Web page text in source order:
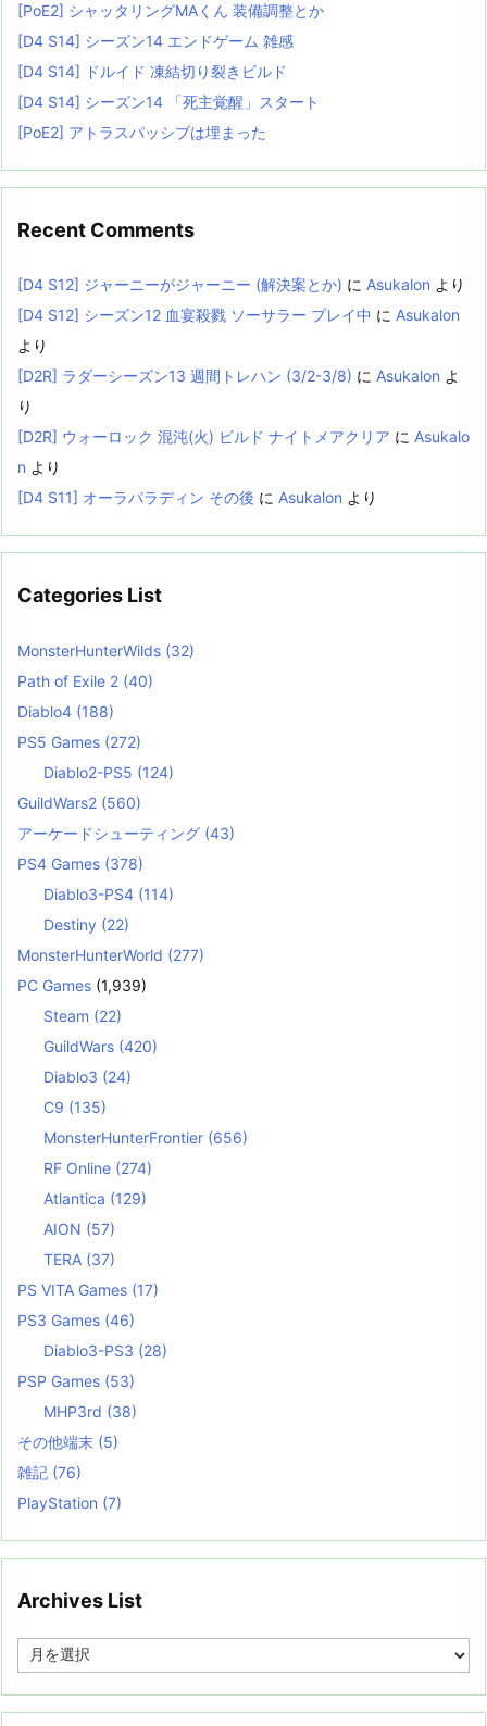
[PoE2] シャッタリングMAくん 装備調整とか
[D4 S14] シーズン14 エンドゲーム 雑感
[D4 S14] ドルイド 凍結切り裂きビルド
[D4 S14] シーズン14 「死主覚醒」スタート
[PoE2] アトラスパッシブは埋まった
Recent Comments
[D4 S12] ジャーニーがジャーニー (解決案とか) に Asukalon より
[D4 S12] シーズン12 血宴殺戮 ソーサラー プレイ中 に Asukalon
より
[D2R] ラダーシーズン13 週間トレハン (3/2-3/8) に Asukalon よ
り
[D2R] ウォーロック 混沌(火) ビルド ナイトメアクリア に Asukalo
n より
[D4 S11] オーラパラディン その後 に Asukalon より
Categories List
MonsterHunterWilds (32)
Path of Exile 2 (40)
Diablo4 (188)
PS5 Games (272)
Diablo2-PS5 (124)
GuildWars2 (560)
アーケードシューティング (43)
PS4 Games (378)
Diablo3-PS4 (114)
Destiny (22)
MonsterHunterWorld (277)
PC Games (1,939)
Steam (22)
GuildWars (420)
Diablo3 (24)
C9 (135)
MonsterHunterFrontier (656)
RF Online (274)
Atlantica (129)
AION (57)
TERA (37)
PS VITA Games (17)
PS3 Games (46)
Diablo3-PS3 (28)
PSP Games (53)
MHP3rd (38)
その他端末 (5)
雑記 (76)
PlayStation (7)
Archives List